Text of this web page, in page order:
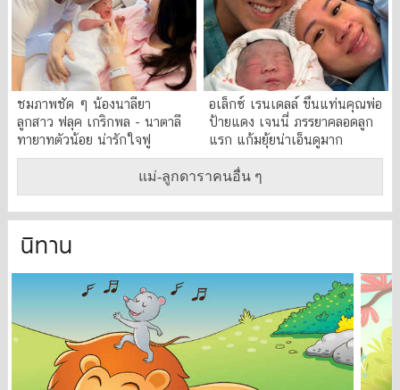
ชมภาพชัด ๆ น้องนาลียา
ลูกสาว ฟลุค เกริกพล - นาตาลี
ทายาทตัวน้อย น่ารักใจฟู
อเล็กซ์ เรนเดลล์ ขึ้นแท่นคุณพ่อ
ป้ายแดง เจนนี่ ภรรยาคลอดลูก
แรก แก้มยุ้ยน่าเอ็นดูมาก
แม่-ลูกดาราคนอื่น ๆ
นิทาน